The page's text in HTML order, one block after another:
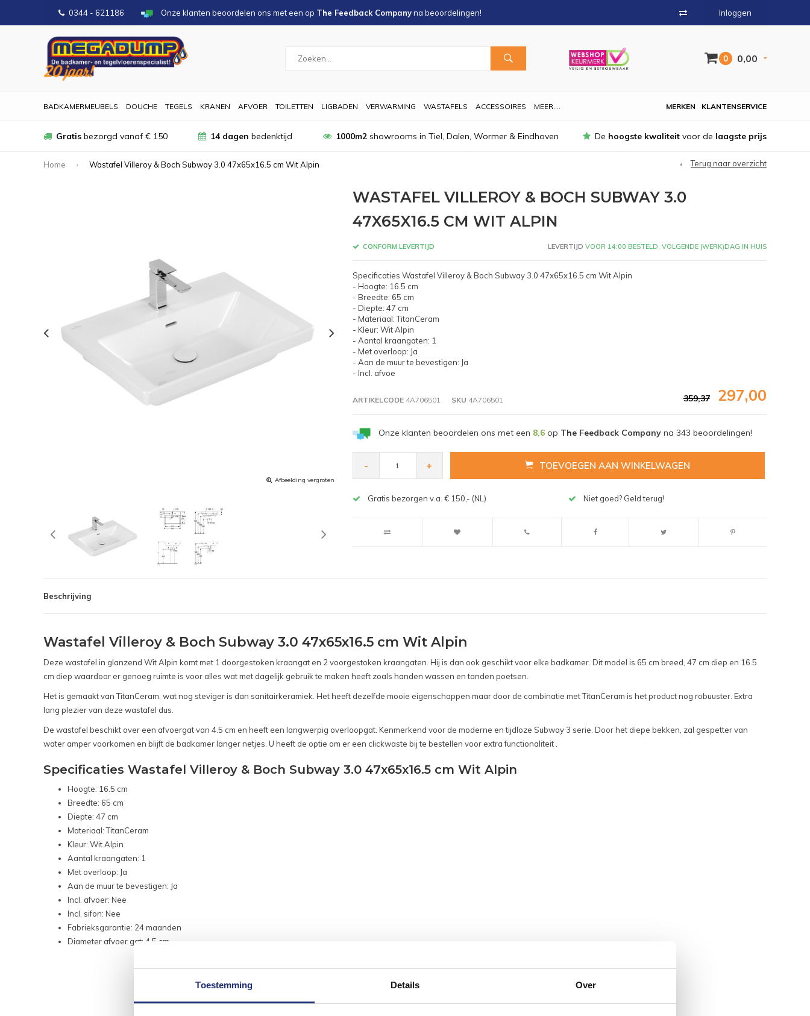
Toestemming Details Over
0344 - 621186 Onze klanten beoordelen ons met een op The Feedback Companyna beoordelingen! Inloggen
0 0,00
BADKAMERMEUBELS DOUCHE TEGELS KRANEN AFVOER TOILETTEN LIGBADEN VERWARMING WASTAFELS ACCESSOIRES MEER.... KLANTENSERVICE
MERKEN
Gratis bezorgd vanaf € 150 14 dagen bedenktijd 1000m2showrooms in Tiel, Dalen, Wormer & Eindhoven De hoogste kwaliteit voor de laagste prijs
Home Wastafel Villeroy & Boch Subway 3.0 47x65x16.5 cm Wit Alpin Terug naar overzicht
Afbeelding vergroten Afbeelding vergroten
WASTAFEL VILLEROY & BOCH SUBWAY 3.0
47X65X16.5 CM WIT ALPIN
CONFORM LEVERTIJD LEVERTIJD VOOR 14:00 BESTELD, VOLGENDE (WERK)DAG IN HUIS
Specificaties Wastafel Villeroy & Boch Subway 3.0 47x65x16.5 cm Wit Alpin
- Hoogte: 16.5 cm
- Breedte: 65 cm
- Diepte: 47 cm
- Materiaal: TitanCeram
- Kleur: Wit Alpin
- Aantal kraangaten: 1
- Met overloop: Ja
- Aan de muur te bevestigen: Ja
- Incl. afvoe
ARTIKELCODE4A706501 SKU 4A706501 359,37 297,00
Onze klanten beoordelen ons met een 8,6op The Feedback Companyna 343 beoordelingen!
- + TOEVOEGEN AAN WINKELWAGEN
Gratis bezorgen v.a. € 150,- (NL) Niet goed? Geld terug!
Beschrijving
Wastafel Villeroy & Boch Subway 3.0 47x65x16.5 cm Wit Alpin
Deze wastafel in glanzend Wit Alpin komt met 1 doorgestoken kraangat en 2 voorgestoken kraangaten. Hij is dan ook geschikt voor elke badkamer. Dit model is 65 cm breed, 47 cm diep en 16.5
cm diep waardoor er genoeg ruimte is voor alles wat met dagelijk gebruik te maken heeft zoals handen wassen en tanden poetsen.
Het is gemaakt van TitanCeram, wat nog steviger is dan sanitairkeramiek. Het heeft dezelfde mooie eigenschappen maar door de combinatie met TitanCeram is het product nog robuuster. Extra
lang plezier van deze wastafel dus.
De wastafel beschikt over een afvoergat van 4.5 cm en heeft een langwerpig overloopgat. Kenmerkend voor de moderne en tijdloze Subway 3 serie. Door het diepe bekken, zal gespetter van
water amper voorkomen en blijft de badkamer langer netjes. U heeft de optie om er een clickwaste bij te bestellen voor extra functionaliteit .
Specificaties Wastafel Villeroy & Boch Subway 3.0 47x65x16.5 cm Wit Alpin
Hoogte: 16.5 cm
Breedte: 65 cm
Diepte: 47 cm
Materiaal: TitanCeram
Kleur: Wit Alpin
Aantal kraangaten: 1
Met overloop: Ja
Aan de muur te bevestigen: Ja
Incl. afvoer: Nee
Incl. sifon: Nee
Fabrieksgarantie: 24 maanden
Diameter afvoer gat: 4.5 cm